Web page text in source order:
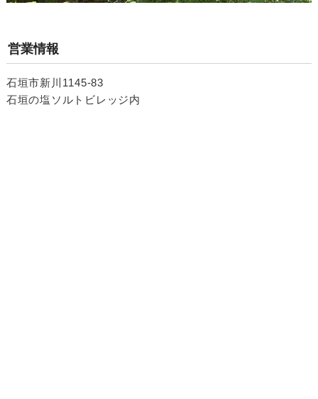
営業情報
石垣市新川1145-83
石垣の塩ソルトビレッジ内